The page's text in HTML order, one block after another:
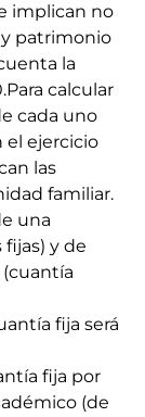
implican no
patrimonio
la
calcular
cada uno
el ejercicio
las
familiar.
una
y de
fija será
fija por
(de